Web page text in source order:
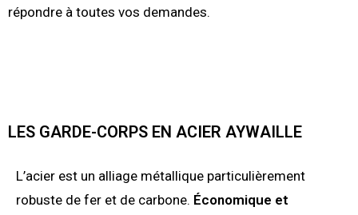
répondre à toutes vos demandes.
LES GARDE-CORPS EN ACIER AYWAILLE
L’acier est un alliage métallique particulièrement
robuste de fer et de carbone. Économique et